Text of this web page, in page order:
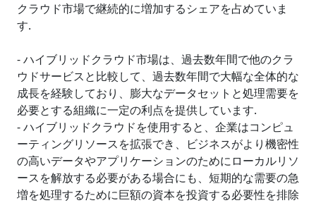
クラウド市場で継続的に増加するシェアを占めていま
す.
- ハイブリッドクラウド市場は、過去数年間で他のクラ
ウドサービスと比較して、過去数年間で大幅な全体的な
成長を経験しており、膨大なデータセットと処理需要を
必要とする組織に一定の利点を提供しています.
- ハイブリッドクラウドを使用すると、企業はコンピュ
ーティングリソースを拡張でき、ビジネスがより機密性
の高いデータやアプリケーションのためにローカルリソ
ースを解放する必要がある場合にも、短期的な需要の急
増を処理するために巨額の資本を投資する必要性を排除